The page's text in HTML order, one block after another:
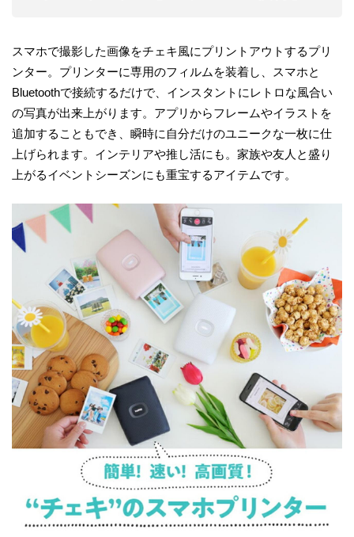
スマホで撮影した画像をチェキ風にプリントアウトするプリ
ンター。プリンターに専用のフィルムを装着し、スマホと
Bluetoothで接続するだけで、インスタントにレトロな風合い
の写真が出来上がります。アプリからフレームやイラストを
追加することもでき、瞬時に自分だけのユニークな一枚に仕
上げられます。インテリアや推し活にも。家族や友人と盛り
上がるイベントシーズンにも重宝するアイテムです。